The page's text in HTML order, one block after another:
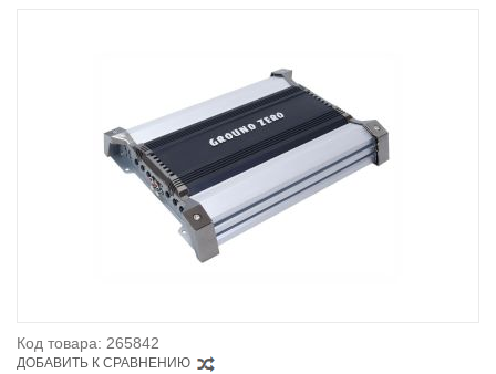
Код товара: 265842
ДОБАВИТЬ К СРАВНЕНИЮ